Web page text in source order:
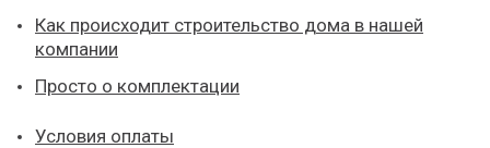
Как происходит строительство дома в нашей
компании
Просто о комплектации
Условия оплаты